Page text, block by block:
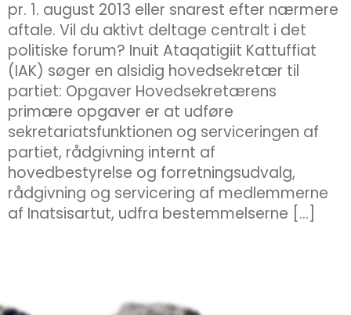
pr. 1. august 2013 eller snarest efter nærmere
aftale. Vil du aktivt deltage centralt i det
politiske forum? Inuit Ataqatigiit Kattuffiat
(IAK) søger en alsidig hovedsekretær til
partiet: Opgaver Hovedsekretærens
primære opgaver er at udføre
sekretariatsfunktionen og serviceringen af
partiet, rådgivning internt af
hovedbestyrelse og forretningsudvalg,
rådgivning og servicering af medlemmerne
af Inatsisartut, udfra bestemmelserne […]